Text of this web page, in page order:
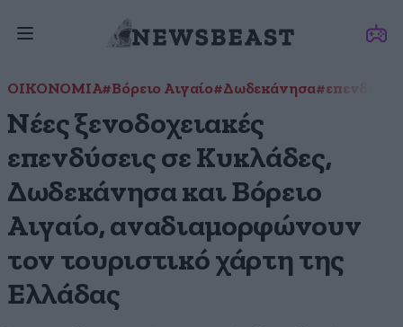
ΟΙΚΟΝΟΜΙΑ#Βόρειο Αιγαίο#Δωδεκάνησα
Nέες ξενοδοχειακές
επενδύσεις σε Κυκλάδες,
Δωδεκάνησα και Βόρειο
Αιγαίο, αναδιαμορφώνουν
τον τουριστικό χάρτη της
Ελλάδας